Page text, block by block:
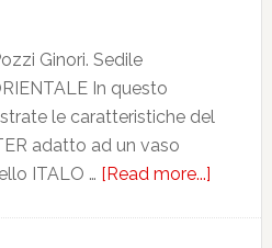
Ginori. Sedile
In questo
le caratteristiche del
adatto ad un vaso
ITALO … [Read more...]